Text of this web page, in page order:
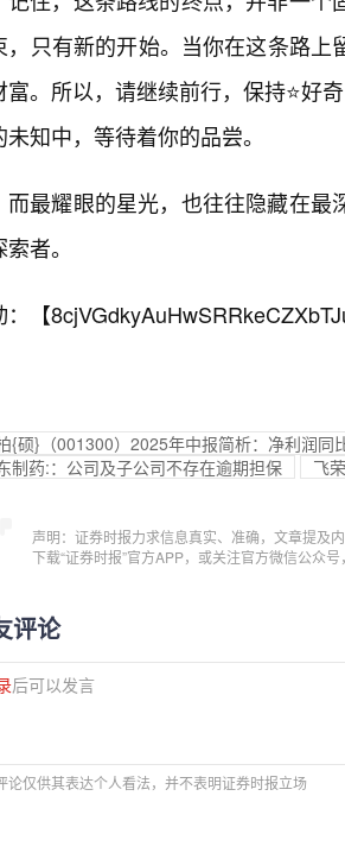
，只有新的开始。当你在这条路
富。所以，请继续前行，保持⭐好
未知中，等待着你的品尝。
而最耀眼的星光，也往往隐藏在
者。
：【
{硕}（001300）2025年中报简析：净利润同
制药:：公司及子公司不存在逾期担保
飞
声明：证券时报力求信息真实、准确，文章提及
下载“证券时报”官方APP，或关注官方微信公众
评论
后可以发言
论仅供其表达个人看法，并不表明证券时报立场